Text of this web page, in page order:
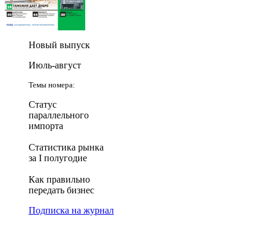
Новый выпуск
Июль-август
Темы номера:
Статус
параллельного
импорта
Статистика рынка
за I полугодие
Как правильно
передать бизнес
Подписка на журнал